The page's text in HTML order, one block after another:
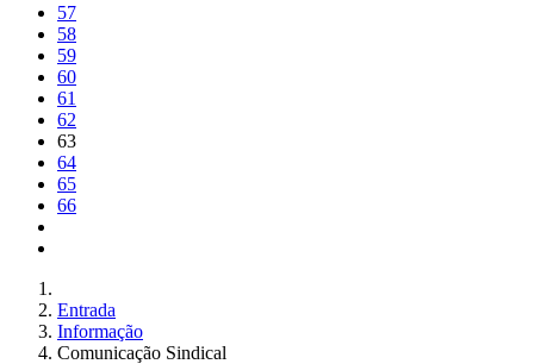
57
58
59
60
61
62
63
64
65
66
Entrada
Informação
Comunicação Sindical